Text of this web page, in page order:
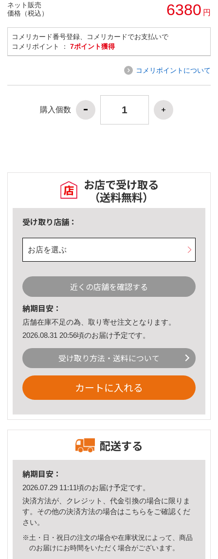
ネット販売
価格（税込）
6380 円
コメリカード番号登録、コメリカードでお支払いで
コメリポイント ： 7ポイント獲得
コメリポイントについて
購入個数
お店で受け取る
（送料無料）
受け取り店舗：
お店を選ぶ
近くの店舗を確認する
納期目安：
店舗在庫不足の為、取り寄せ注文となります。
2026.08.31 20:56頃のお届け予定です。
受け取り方法・送料について
カートに入れる
配送する
納期目安：
2026.07.29 11:11頃のお届け予定です。
決済方法が、クレジット、代金引換の場合に限りま
す。その他の決済方法の場合はこちら をご確認くだ
さい。
※土・日・祝日の注文の場合や在庫状況によって、商品
のお届けにお時間をいただく場合がございます。